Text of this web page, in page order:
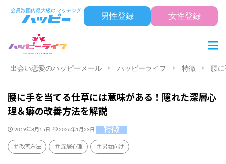
男性登録 女性登録
出会い恋愛のハッピーメール ハッピーライフ 特徴 腰
腰に手を当てる仕草には意味がある！隠れた深層心
理＆癖の改善方法を解説
2019年8月15日 2026年1月23日 特徴
改善方法 深層心理 男女向け